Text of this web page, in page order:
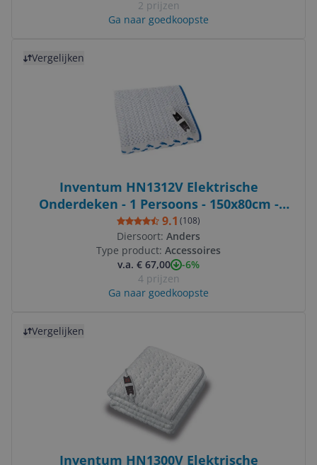
2 prijzen
Ga naar goedkoopste
Vergelijken
Inventum HN1312V Elektrische
Onderdeken - 1 Persoons - 150x80cm -
Fleece/Katoen - Wit/Blauw
9.1 (108)
Diersoort: Anders
Type product: Accessoires
v.a. € 67,00
-6%
4 prijzen
Ga naar goedkoopste
Vergelijken
Inventum HN1300V Elektrische